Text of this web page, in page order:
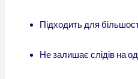
Підходить для
Не залишає слідів на